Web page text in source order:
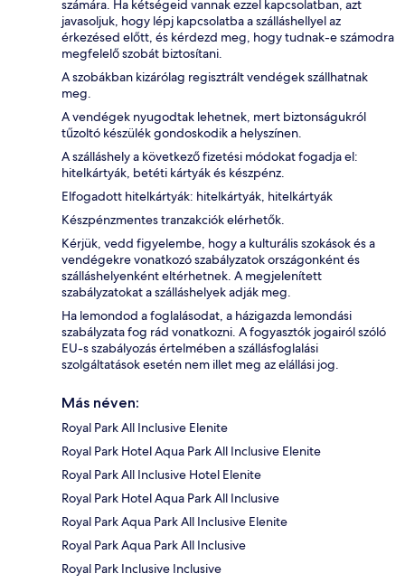
számára. Ha kétségeid vannak ezzel kapcsolatban, azt
javasoljuk, hogy lépj kapcsolatba a szálláshellyel az
érkezésed előtt, és kérdezd meg, hogy tudnak-e számodra
megfelelő szobát biztosítani.
A szobákban kizárólag regisztrált vendégek szállhatnak
meg.
A vendégek nyugodtak lehetnek, mert biztonságukról
tűzoltó készülék gondoskodik a helyszínen.
A szálláshely a következő fizetési módokat fogadja el:
hitelkártyák, betéti kártyák és készpénz.
Elfogadott hitelkártyák: hitelkártyák, hitelkártyák
Készpénzmentes tranzakciók elérhetők.
Kérjük, vedd figyelembe, hogy a kulturális szokások és a
vendégekre vonatkozó szabályzatok országonként és
szálláshelyenként eltérhetnek. A megjelenített
szabályzatokat a szálláshelyek adják meg.
Ha lemondod a foglalásodat, a házigazda lemondási
szabályzata fog rád vonatkozni. A fogyasztók jogairól szóló
EU-s szabályozás értelmében a szállásfoglalási
szolgáltatások esetén nem illet meg az elállási jog.
Más néven:
Royal Park All Inclusive Elenite
Royal Park Hotel Aqua Park All Inclusive Elenite
Royal Park All Inclusive Hotel Elenite
Royal Park Hotel Aqua Park All Inclusive
Royal Park Aqua Park All Inclusive Elenite
Royal Park Aqua Park All Inclusive
Royal Park Inclusive Inclusive